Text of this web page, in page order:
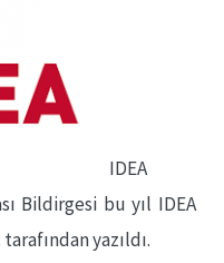
IDEA
Bildirgesi bu yıl IDEA
yazıldı.